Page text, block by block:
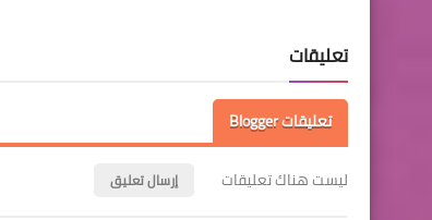
تعليقات
تعليقات Blogger
ليست هناك تعليقات إرسال تعليق